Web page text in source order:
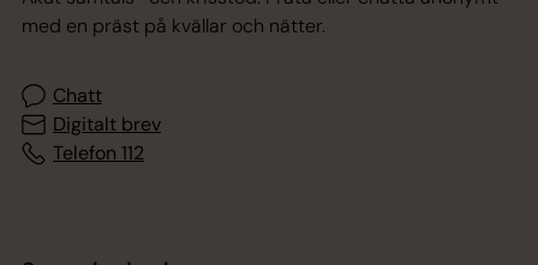
med en präst på kvällar och nätter.
Chatt
Digitalt brev
Telefon 112